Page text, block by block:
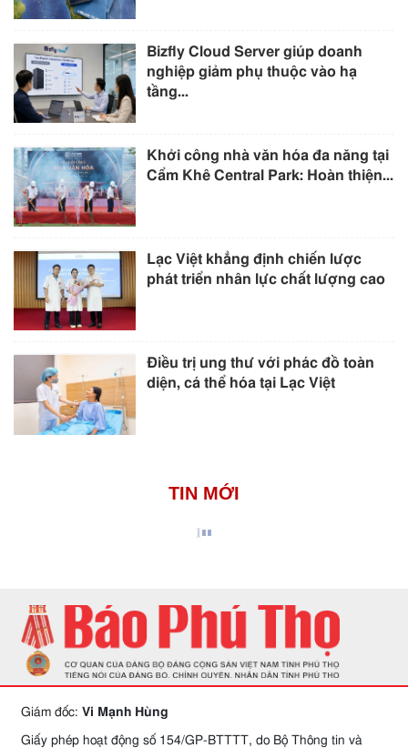
Bizfly Cloud Server giúp doanh
nghiệp giảm phụ thuộc vào hạ
tầng...
Khởi công nhà văn hóa đa năng tại
Cẩm Khê Central Park: Hoàn thiện...
Lạc Việt khẳng định chiến lược
phát triển nhân lực chất lượng cao
Điều trị ung thư với phác đồ toàn
diện, cá thể hóa tại Lạc Việt
TIN MỚI
Giám đốc: Vi Mạnh Hùng
Giấy phép hoạt động số 154/GP-BTTTT, do Bộ Thông tin và